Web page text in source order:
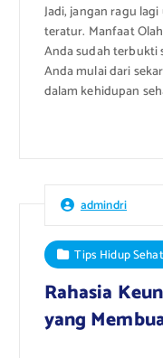
Jadi, jangan ragu
teratur. Manfaat
Anda sudah terbukti
Anda mulai dari
dalam kehidupan
admindri
Tips Hidup Sehat
Rahasia
yang